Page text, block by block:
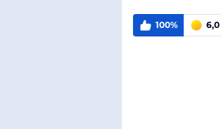
100% 6,0